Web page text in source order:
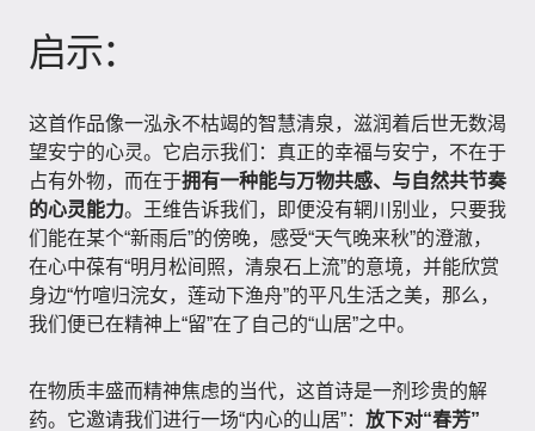
启示：
这首作品像一泓永不枯竭的智慧清泉，滋润着后世无数渴
望安宁的心灵。它启示我们：真正的幸福与安宁，不在于
占有外物，而在于拥有一种能与万物共感、与自然共节奏
的心灵能力。王维告诉我们，即便没有辋川别业，只要我
们能在某个“新雨后”的傍晚，感受“天气晚来秋”的澄澈，
在心中葆有“明月松间照，清泉石上流”的意境，并能欣赏
身边“竹喧归浣女，莲动下渔舟”的平凡生活之美，那么，
我们便已在精神上“留”在了自己的“山居”之中。
在物质丰盛而精神焦虑的当代，这首诗是一剂珍贵的解
药。它邀请我们进行一场“内心的山居”： 放下对“春芳”